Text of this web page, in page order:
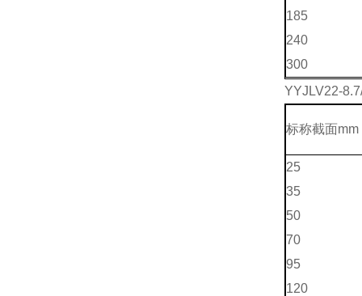
185
240
300
YYJLV22-
标称截面mm
25
35
50
70
95
120